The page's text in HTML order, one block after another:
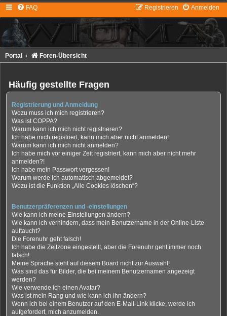
FAQ Anmelden
Registrieren
Portal Foren-Übersicht
Häufig gestellte Fragen
Registrierung und Anmeldung
Wozu muss ich mich registrieren?
Was ist COPPA?
Warum kann ich mich nicht registrieren?
Ich habe mich registriert, kann mich aber nicht anmelden!
Warum kann ich mich nicht anmelden?
Ich habe mich vor einiger Zeit registriert, kann mich aber nicht mehr
anmelden?!
Ich habe mein Passwort vergessen!
Warum werde ich automatisch abgemeldet?
Wozu ist die Funktion „Alle Cookies löschen“?
Benutzerpräferenzen und -einstellungen
Wie kann ich meine Einstellungen ändern?
Wie kann ich verhindern, dass mein Benutzername in der Online-Liste
auftaucht?
Die Forenuhr geht falsch!
Ich habe die Zeitzone eingestellt, aber die Forenuhr geht immer noch
falsch!
Meine Sprache steht auf diesem Board nicht zur Auswahl!
Was sind das für Bilder, die bei meinem Benutzernamen angezeigt
werden?
Wie verwende ich einen Avatar?
Was ist mein Rang und wie kann ich ihn ändern?
Wenn ich bei einem Benutzer auf den E-Mail-Link klicke, werde ich
aufgefordert, mich anzumelden.